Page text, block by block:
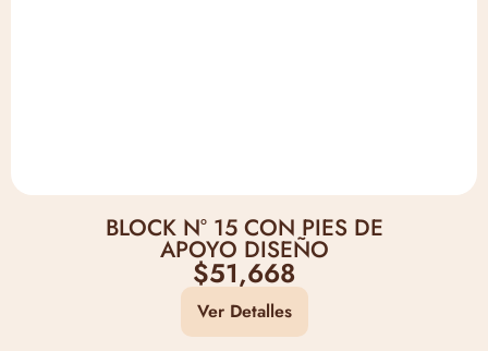
BLOCK N° 15 CON PIES DE
APOYO DISEÑO
$51,668
Ver Detalles